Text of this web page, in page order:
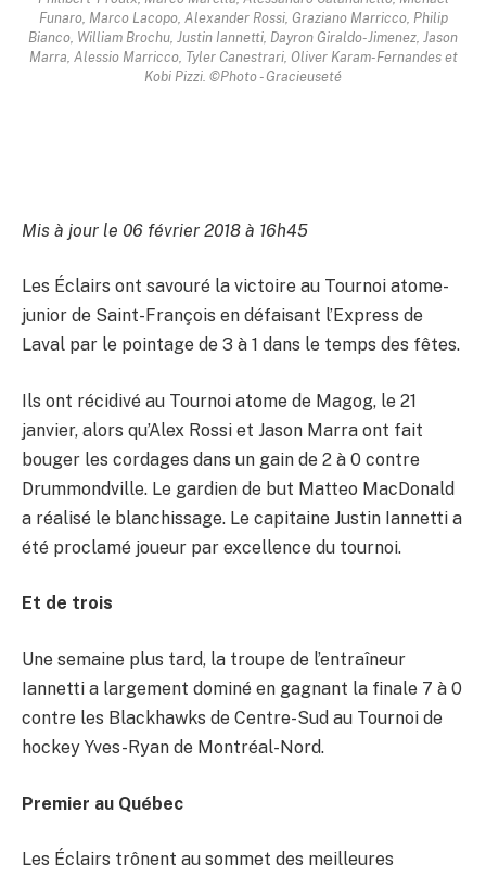
Funaro, Marco Lacopo, Alexander Rossi, Graziano Marricco, Philip
Bianco, William Brochu, Justin Iannetti, Dayron Giraldo-Jimenez, Jason
Marra, Alessio Marricco, Tyler Canestrari, Oliver Karam-Fernandes et
Kobi Pizzi. ©Photo - Gracieuseté
Mis à jour le 06 février 2018 à 16h45
Les Éclairs ont savouré la victoire au Tournoi atome-
junior de Saint-François en défaisant l’Express de
Laval par le pointage de 3 à 1 dans le temps des fêtes.
Ils ont récidivé au Tournoi atome de Magog, le 21
janvier, alors qu’Alex Rossi et Jason Marra ont fait
bouger les cordages dans un gain de 2 à 0 contre
Drummondville. Le gardien de but Matteo MacDonald
a réalisé le blanchissage. Le capitaine Justin Iannetti a
été proclamé joueur par excellence du tournoi.
Et de trois
Une semaine plus tard, la troupe de l’entraîneur
Iannetti a largement dominé en gagnant la finale 7 à 0
contre les Blackhawks de Centre-Sud au Tournoi de
hockey Yves-Ryan de Montréal-Nord.
Premier au Québec
Les Éclairs trônent au sommet des meilleures